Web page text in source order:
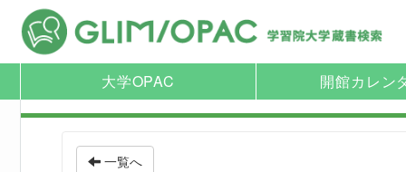
大学OPAC 開館カレン
一覧へ